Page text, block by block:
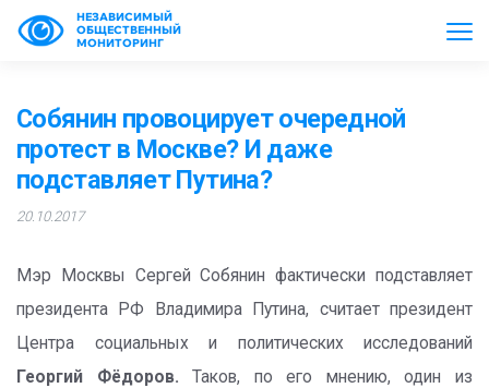
НЕЗАВИСИМЫЙ
ОБЩЕСТВЕННЫЙ
МОНИТОРИНГ
Собянин провоцирует очередной
протест в Москве? И даже
подставляет Путина?
20.10.2017
Мэр Москвы Сергей Собянин фактически подставляет
президента РФ Владимира Путина, считает президент
Центра социальных и политических исследований
Георгий Фёдоров.Таков, по его мнению, один из